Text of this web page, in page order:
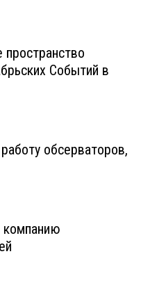
Событий в
обсерваторов,
компанию